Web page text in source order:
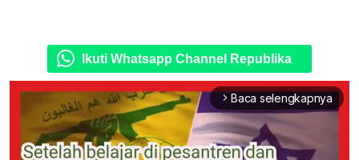
Ikuti Whatsapp Channel Republika
arrow_forward_ios Baca selengkapnya